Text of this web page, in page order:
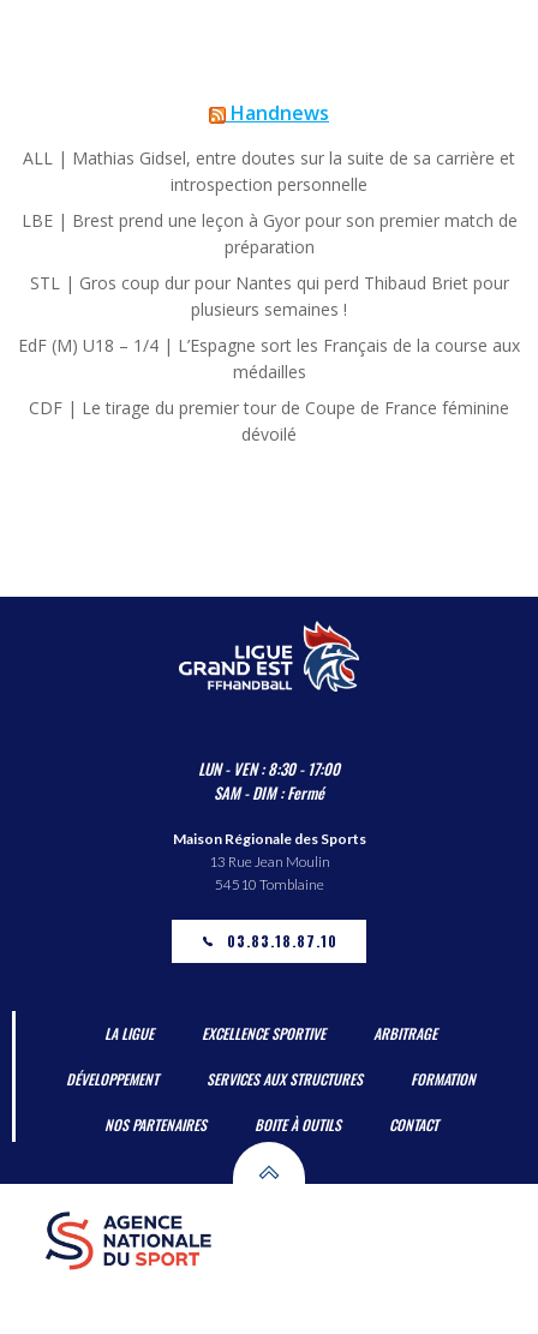
Handnews
ALL | Mathias Gidsel, entre doutes sur la suite de sa carrière et
introspection personnelle
LBE | Brest prend une leçon à Gyor pour son premier match de
préparation
STL | Gros coup dur pour Nantes qui perd Thibaud Briet pour
plusieurs semaines !
EdF (M) U18 – 1/4 | L’Espagne sort les Français de la course aux
médailles
CDF | Le tirage du premier tour de Coupe de France féminine
dévoilé
LUN - VEN : 8:30 - 17:00
SAM - DIM : Fermé
Maison Régionale des Sports
13 Rue Jean Moulin
54510 Tomblaine
03.83.18.87.10
LA LIGUE EXCELLENCE SPORTIVE ARBITRAGE
DÉVELOPPEMENT SERVICES AUX STRUCTURES FORMATION
NOS PARTENAIRES BOITE À OUTILS CONTACT